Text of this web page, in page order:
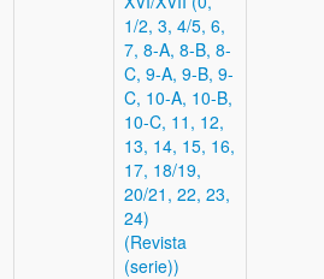
1/2, 3, 4/5, 6,
7, 8-A, 8-B, 8-
C, 9-A, 9-B, 9-
C, 10-A, 10-B,
10-C, 11, 12,
13, 14, 15, 16,
17, 18/19,
20/21, 22, 23,
24)
(Revista
(serie))